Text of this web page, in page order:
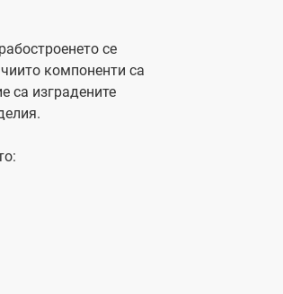
се
компоненти са
са изградените